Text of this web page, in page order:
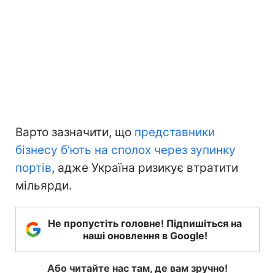
Варто зазначити, що представники
бізнесу б'ють на сполох через зупинку
портів, адже Україна ризикує втратити
мільярди.
Не пропустіть головне! Підпишіться на
наші оновлення в Google!
Або читайте нас там, де вам зручно!